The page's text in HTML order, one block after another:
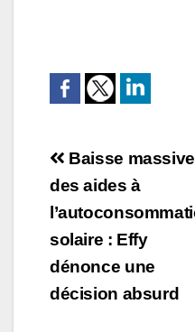
Navigation
de
l’article
Baisse massive
des aides à
solaire : Effy
dénonce une
décision absurd